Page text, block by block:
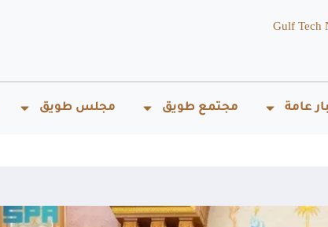
Gulf Tech
عامة مجتمع طويق مجلس طويق